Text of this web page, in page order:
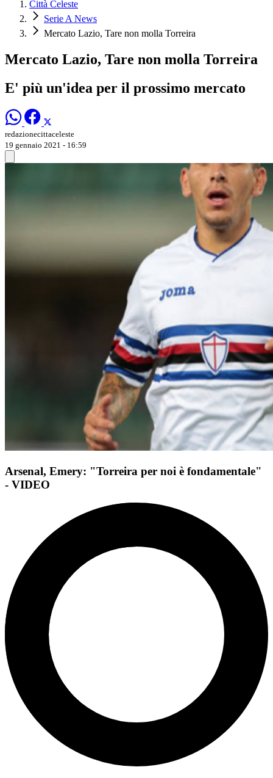
Città Celeste
Serie A News
Mercato Lazio, Tare non molla Torreira
Mercato Lazio, Tare non molla Torreira
E' più un'idea per il prossimo mercato
redazionecittaceleste
19 gennaio 2021 - 16:59
Arsenal, Emery: "Torreira per noi è fondamentale"
- VIDEO